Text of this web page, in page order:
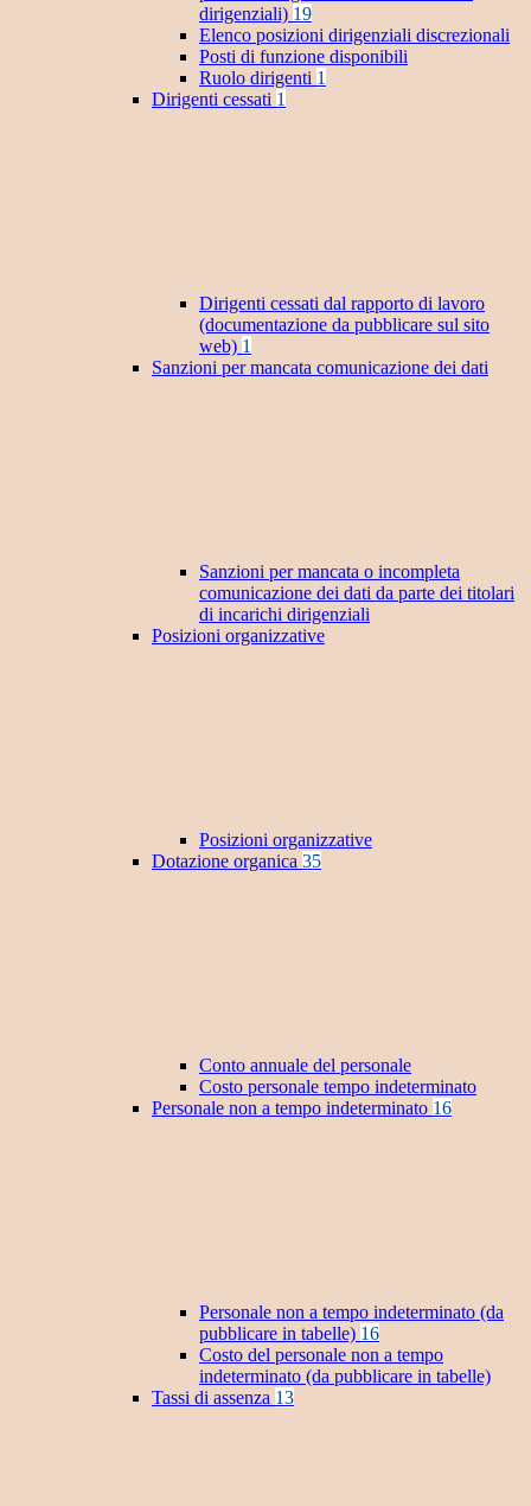
dirigenziali) 19
Elenco posizioni dirigenziali discrezionali
Posti di funzione disponibili
Ruolo dirigenti 1
Dirigenti cessati 1
Dirigenti cessati dal rapporto di lavoro
(documentazione da pubblicare sul sito
web) 1
Sanzioni per mancata comunicazione dei dati
Sanzioni per mancata o incompleta
comunicazione dei dati da parte dei titolari
di incarichi dirigenziali
Posizioni organizzative
Posizioni organizzative
Dotazione organica 35
Conto annuale del personale
Costo personale tempo indeterminato
Personale non a tempo indeterminato 16
Personale non a tempo indeterminato (da
pubblicare in tabelle) 16
Costo del personale non a tempo
indeterminato (da pubblicare in tabelle)
Tassi di assenza 13